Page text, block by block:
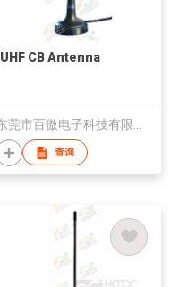
UHF CB Antenna
查询